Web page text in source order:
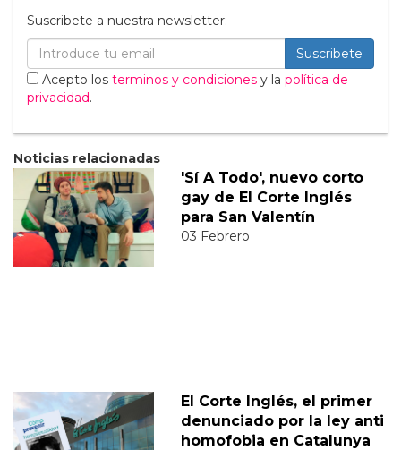
Suscribete a nuestra newsletter:
Suscribete
Acepto los terminos y condiciones y la política de
privacidad.
Noticias relacionadas
'Sí A Todo', nuevo corto
gay de El Corte Inglés
para San Valentín
03 Febrero
El Corte Inglés, el primer
denunciado por la ley anti
homofobia en Catalunya